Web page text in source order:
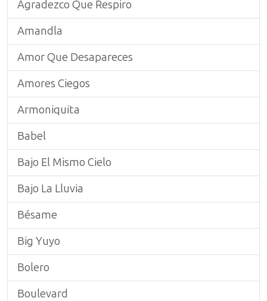
Agradezco Que Respiro
Amandla
Amor Que Desapareces
Amores Ciegos
Armoniquita
Babel
Bajo El Mismo Cielo
Bajo La Lluvia
Bésame
Big Yuyo
Bolero
Boulevard